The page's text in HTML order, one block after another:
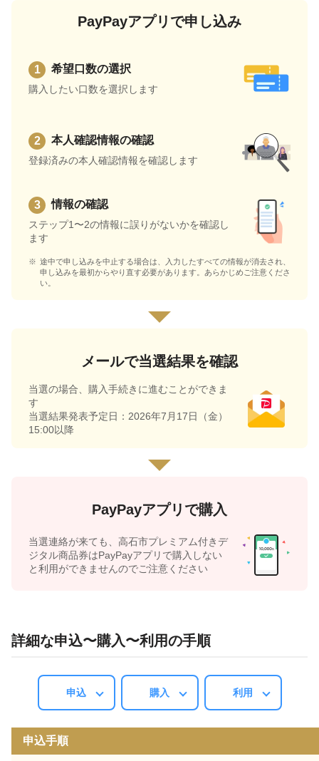
PayPayアプリで申し込み
希望口数の選択
購入したい口数を選択します
本人確認情報の確認
登録済みの本人確認情報を確認します
情報の確認
ステップ1〜2の情報に誤りがないかを確認し
ます
途中で申し込みを中止する場合は、入力したすべての情報が消去され、
申し込みを最初からやり直す必要があります。あらかじめご注意くださ
い。
メールで当選結果を確認
当選の場合、購入手続きに進むことができま
す
当選結果発表予定日：2026年7月17日（金）
15:00以降
PayPayアプリで購入
当選連絡が来ても、高石市プレミアム付きデ
ジタル商品券はPayPayアプリで購入しない
と利用ができませんのでご注意ください
詳細な申込〜購入〜利用の手順
申込 購入 利用
申込手順